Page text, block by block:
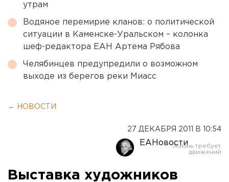
утрам
Водяное перемирие кланов: о политической
ситуации в Каменске-Уральском – колонка
шеф-редактора ЕАН Артема Рябова
Челябинцев предупредили о возможном
выходе из берегов реки Миасс
← НОВОСТИ
27 ДЕКАБРЯ 2011 В 10:54
ЕАНовости
Выставка художников